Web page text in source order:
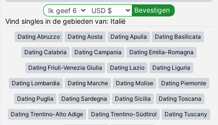
Vind singles in de gebieden van: Italië
Dating Abruzzo Dating Aosta Dating Apulia Dating Basilicata
Dating Calabria Dating Campania Dating Emilia-Romagna
Dating Friuli-Venezia Giulia Dating Lazio Dating Liguria
Dating Lombardia Dating Marche Dating Molise Dating Piemonte
Dating Puglia Dating Sardegna Dating Sicilia Dating Toscana
Dating Trentino-Alto Adige Dating Trentino-Südtirol Dating Tuscany